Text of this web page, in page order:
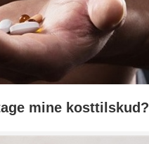
mine kosttilskud?